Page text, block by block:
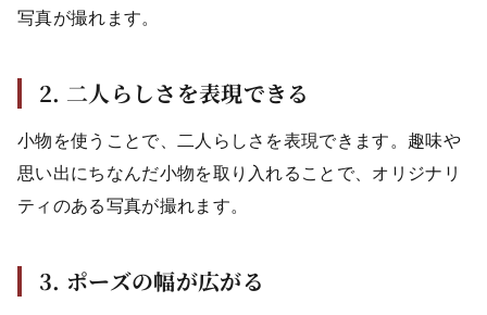
写真が撮れます。
2. 二人らしさを表現できる
小物を使うことで、二人らしさを表現できます。趣味や
思い出にちなんだ小物を取り入れることで、オリジナリ
ティのある写真が撮れます。
3. ポーズの幅が広がる